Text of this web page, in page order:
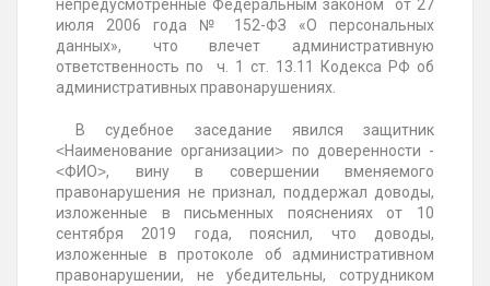
непредусмотренные Федеральным законом от 27
июля 2006 года № 152-ФЗ «О персональных
данных», что влечет административную
ответственность по ч. 1 ст. 13.11 Кодекса РФ об
административных правонарушениях.
В судебное заседание явился защитник
˂Наименование организации˃ по доверенности -
˂ФИО˃, вину в совершении вменяемого
правонарушения не признал, поддержал доводы,
изложенные в письменных пояснениях от 10
сентября 2019 года, пояснил, что доводы,
изложенные в протоколе об административном
правонарушении, не убедительны, сотрудником